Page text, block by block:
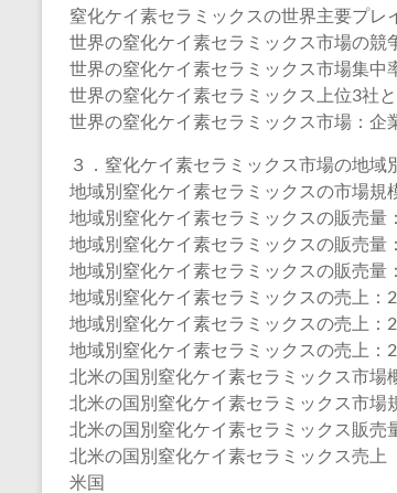
窒化ケイ素セラミックスの世界主要プレ
世界の窒化ケイ素セラミックス市場の競
世界の窒化ケイ素セラミックス市場集中
世界の窒化ケイ素セラミックス上位3社
世界の窒化ケイ素セラミックス市場：企
３．窒化ケイ素セラミックス市場の地域
地域別窒化ケイ素セラミックスの市場規
地域別窒化ケイ素セラミックスの販売量
地域別窒化ケイ素セラミックスの販売量
地域別窒化ケイ素セラミックスの販売量
地域別窒化ケイ素セラミックスの売上：
地域別窒化ケイ素セラミックスの売上：
地域別窒化ケイ素セラミックスの売上：
北米の国別窒化ケイ素セラミックス市場
北米の国別窒化ケイ素セラミックス市場
北米の国別窒化ケイ素セラミックス販売
北米の国別窒化ケイ素セラミックス売上
米国